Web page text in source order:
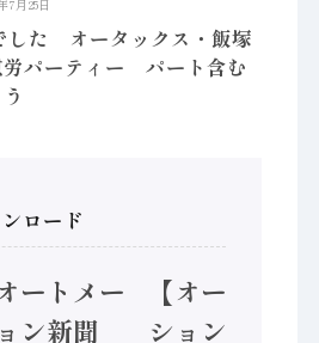
7月25日
した オータックス・飯塚
労パーティー パート含む
ロード
ートメー
ン新聞
【オートメー
ション新聞